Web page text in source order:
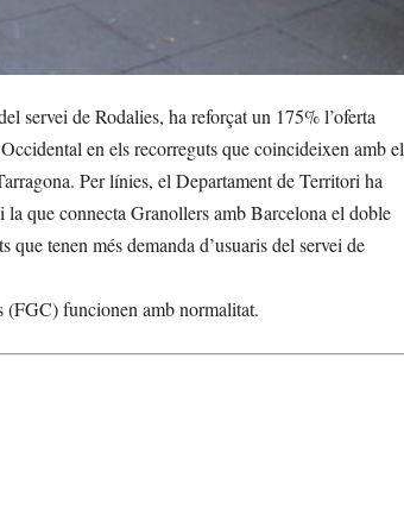
servei de Rodalies, ha reforçat un 175% l’oferta
en els recorreguts que coincideixen amb el
Per línies, el Departament de Territori ha
que connecta Granollers amb Barcelona el doble
tenen més demanda d’usuaris del servei de
(FGC) funcionen amb normalitat.